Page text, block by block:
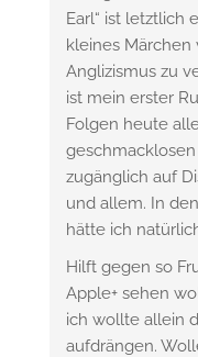
Earl“ ist letztlich
kleines Märchen
Anglizismus zu
ist mein erster
Folgen heute
zugänglich auf
und allem. In
hätte ich
Hilft gegen so
Apple+ sehen
ich wollte allein
aufdrängen.